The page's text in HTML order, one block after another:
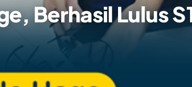
Berhasil Lulus